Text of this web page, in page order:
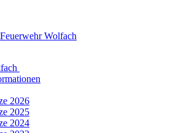
2026
2025
2024